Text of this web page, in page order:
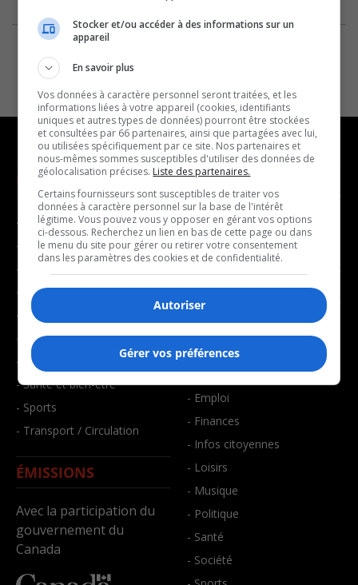
NOUVELLES
- Affaires municipales
- Communauté / Social
- Culture
- Économie
- Éducation
- Environnement
- Faits divers
- Santé et bien-être
- Sports
- Transport / Circulation
ÉMISSIONS
Avec la participation du
gouvernement du
Canada
MUSIQUE
- Décompte franco
- Joué récemment
BALADOS
- Art de vivre
- Bien-être
- Emploi
- Finances
- Infos citoyennes
- Loisirs
- Musique
- Politique
- Santé
- Société
Stocker et/ou accéder à des informations sur un
appareil
En savoir plus
Vos données à caractère personnel seront traitées, et les
informations liées à votre appareil (cookies, identifiants
uniques et autres types de données) pourront être stockées
et consultées par 66 partenaires, ainsi que partagées avec lui,
ou utilisées spécifiquement par ce site. Nos partenaires et
nous-mêmes sommes susceptibles d'utiliser des données de
géolocalisation précises. Liste des partenaires.
Certains fournisseurs sont susceptibles de traiter vos
données à caractère personnel sur la base de l'intérêt
légitime. Vous pouvez vous y opposer en gérant vos options
ci-dessous. Recherchez un lien en bas de cette page ou dans
le menu du site pour gérer ou retirer votre consentement
dans les paramètres des cookies et de confidentialité.
Autoriser
Gérer vos préférences